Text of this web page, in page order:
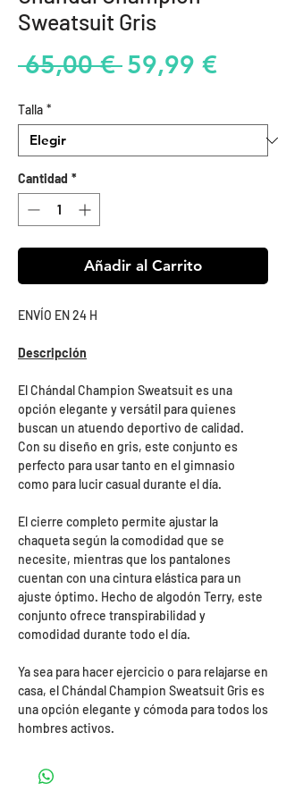
Sweatsuit Gris
65,00 € Precio
59,99 €Precio
oferta
Talla *
Cantidad *
Añadir al Carrito
ENVÍO EN 24 H
Descripción
El Chándal Champion Sweatsuit es una
opción elegante y versátil para quienes
buscan un atuendo deportivo de calidad.
Con su diseño en gris, este conjunto es
perfecto para usar tanto en el gimnasio
como para lucir casual durante el día.
El cierre completo permite ajustar la
chaqueta según la comodidad que se
necesite, mientras que los pantalones
cuentan con una cintura elástica para un
ajuste óptimo. Hecho de algodón Terry, este
conjunto ofrece transpirabilidad y
comodidad durante todo el día.
Ya sea para hacer ejercicio o para relajarse en
casa, el Chándal Champion Sweatsuit Gris es
una opción elegante y cómoda para todos los
hombres activos.